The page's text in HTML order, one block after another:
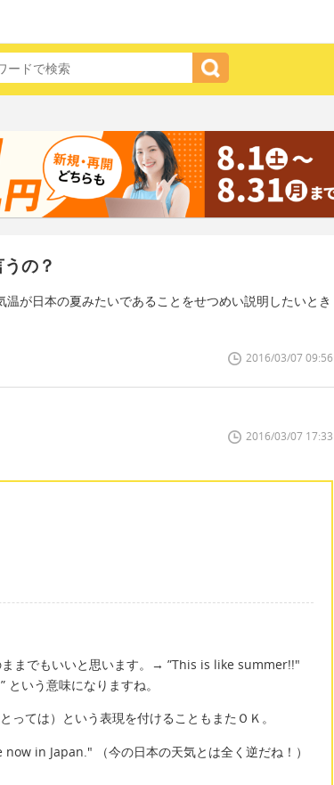
の？
が日本の夏みたいであることをせつめい説明したいとき
2016/03/07 09:56
2016/03/07 17:33
までもいいと思います。→ ”This is like summer!!"
いう意味になりますね。
ては）という表現を付けることもまたＯＫ。
in Japan." （今の日本の天気とは全く逆だね！）